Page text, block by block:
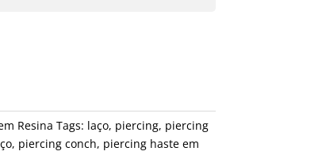
Resina Tags: laço, piercing, piercing
, piercing conch, piercing haste em